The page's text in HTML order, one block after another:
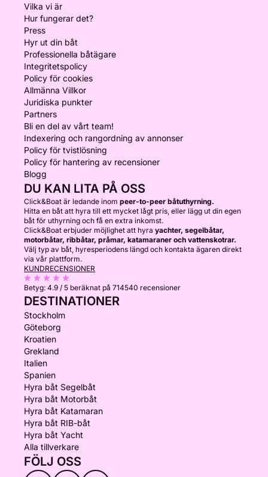
Vilka vi är
Hur fungerar det?
Press
Hyr ut din båt
Professionella båtägare
Integritetspolicy
Policy för cookies
Allmänna Villkor
Juridiska punkter
Partners
Bli en del av vårt team!
Indexering och rangordning av annonser
Policy för tvistlösning
Policy för hantering av recensioner
Blogg
DU KAN LITA PÅ OSS
Click&Boat är ledande inom peer-to-peer båtuthyrning.
Hitta en båt att hyra till ett mycket lågt pris, eller lägg ut din egen
båt för uthyrning och få en extra inkomst.
Click&Boat erbjuder möjlighet att hyra yachter, segelbåtar,
motorbåtar, ribbåtar, pråmar, katamaraner och vattenskotrar.
Välj typ av båt, hyresperiodens längd och kontakta ägaren direkt
via vår plattform.
KUNDRECENSIONER
Betyg: 4.9 / 5 beräknat på 714540 recensioner
DESTINATIONER
Stockholm
Göteborg
Kroatien
Grekland
Italien
Spanien
Hyra båt Segelbåt
Hyra båt Motorbåt
Hyra båt Katamaran
Hyra båt RIB-båt
Hyra båt Yacht
Alla tillverkare
FÖLJ OSS